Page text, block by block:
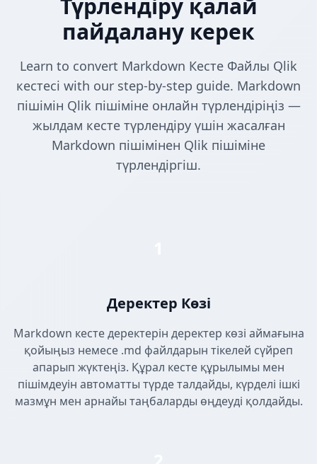
Түрлендіру қалай
пайдалану керек
Learn to convert Markdown Кесте Файлы Qlik
кестесі with our step-by-step guide. Markdown
пішімін Qlik пішіміне онлайн түрлендіріңіз —
жылдам кесте түрлендіру үшін жасалған
Markdown пішімінен Qlik пішіміне
түрлендіргіш.
Деректер Көзі
Markdown кесте деректерін деректер көзі аймағына
қойыңыз немесе .md файлдарын тікелей сүйреп
апарып жүктеңіз. Құрал кесте құрылымы мен
пішімдеуін автоматты түрде талдайды, күрделі ішкі
мазмұн мен арнайы таңбаларды өңдеуді қолдайды.